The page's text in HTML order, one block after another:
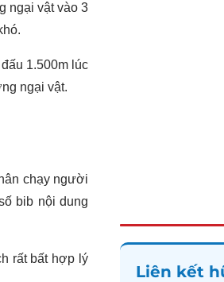
ngại vật vào 3
1.500m lúc
ngại vật.
chạy người
bib nội dung
rất bất hợp lý
Liên kết